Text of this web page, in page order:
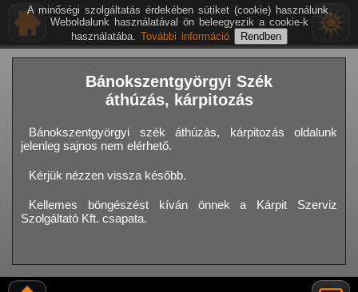
Bánokszentgyörgyi Szék
áthúzás, kárpitozás
Bánokszentgyörgyi szék áthúzás, kárpitozás oldalunk
jelenleg sajnos nem elérhető.
Kérjük nézzen vissza később.
Kellemes böngészést kíván önnek a Kárpit Szerviz
Szolgáltató Kft. csapata.
A minőségi szolgáltatás érdekében sütiket (cookie) használunk.
Weboldalunk használatával ön beleegyezik a cookie-k
használatába. További információ